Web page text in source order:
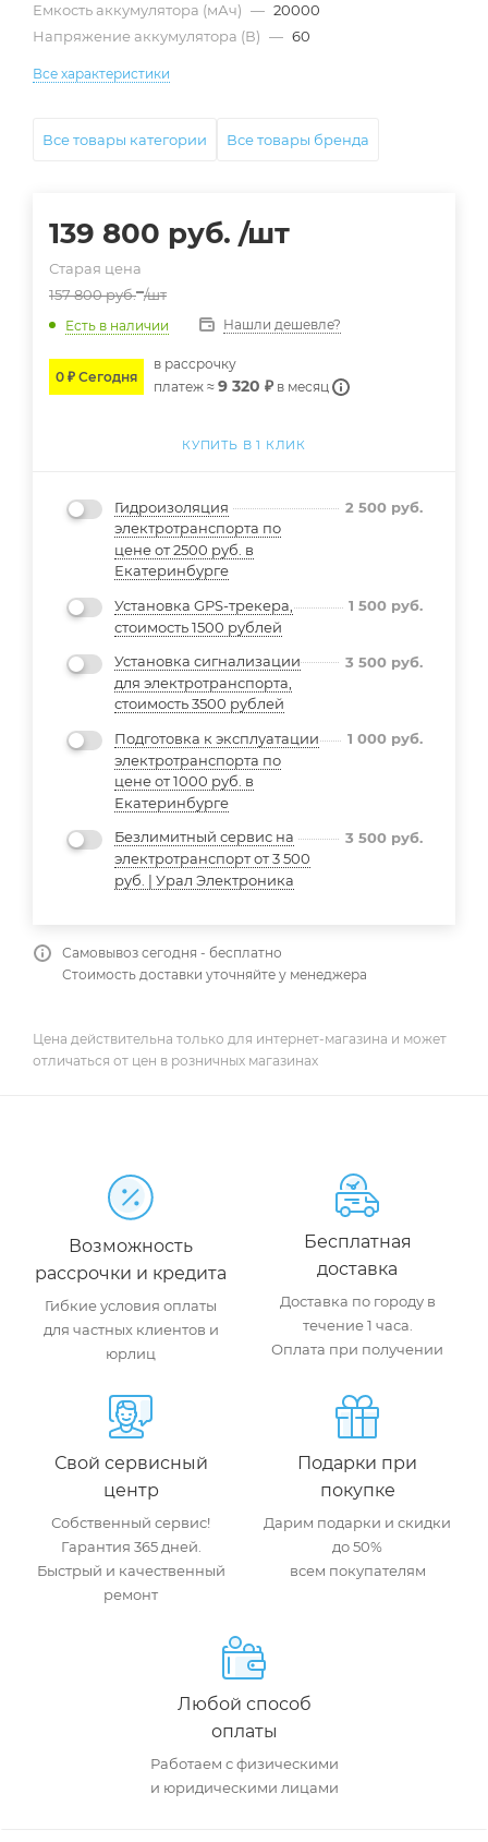
Емкость аккумулятора (мАч) — 20000
Напряжение аккумулятора (В) — 60
Все характеристики
Все товары категории Все товары бренда
139 800 руб. /шт
Старая цена
157 800руб. /шт
Есть в наличии Нашли дешевле?
0 ₽ Сегодня
в расcрочку
платеж ≈ 9 320 ₽ в месяц
КУПИТЬ В 1 КЛИК
Гидроизоляция
электротранспорта по
цене от 2500 руб. в
Екатеринбурге
2 500 руб.
Установка GPS-трекера,
стоимость 1500 рублей
1 500 руб.
Установка сигнализации
для электротранспорта,
стоимость 3500 рублей
3 500 руб.
Подготовка к эксплуатации
электротранспорта по
цене от 1000 руб. в
Екатеринбурге
1 000 руб.
Безлимитный сервис на
электротранспорт от 3 500
руб. | Урал Электроника
3 500 руб.
Самовывоз сегодня - бесплатно
Стоимость доставки уточняйте у менеджера
Цена действительна только для интернет-магазина и может
отличаться от цен в розничных магазинах
Возможность
рассрочки и кредита
Гибкие условия оплаты
для частных клиентов и
юрлиц
Бесплатная
доставка
Доставка по городу в
течение 1 часа.
Оплата при получении
Свой сервисный
центр
Собственный сервис!
Гарантия 365 дней.
Быстрый и качественный
ремонт
Подарки при
покупке
Дарим подарки и скидки
до 50%
всем покупателям
Любой способ
оплаты
Работаем с физическими
и юридическими лицами